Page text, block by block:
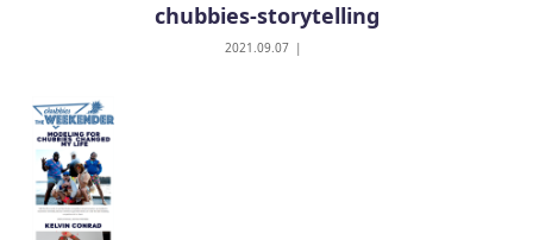
chubbies-storytelling
2021.09.07